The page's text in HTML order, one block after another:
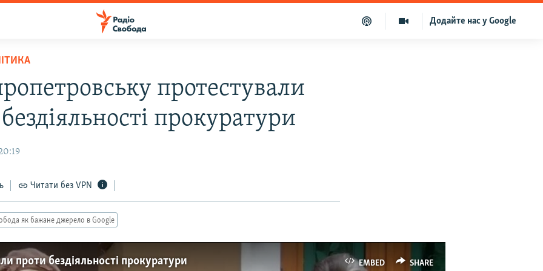
Додайте нас у Google
протестували
прокуратури
Читати без VPN
як бажане джерело в Google
EMBED SHARE
проти бездіяльності прокуратури